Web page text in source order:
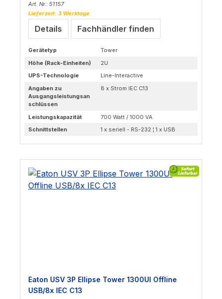
Art. Nr.: 51157
Lieferzeit: 3 Werktage
Details Fachhändler finden
Gerätetyp
Tower
Höhe (Rack-Einheiten)
2U
UPS-Technologie
Line-Interactive
Angaben zu
Ausgangsleistungsan
schlüssen
8 x Strom IEC C13
Leistungskapazität
700 Watt / 1000 VA
Schnittstellen
1 x seriell - RS-232 ¦ 1 x USB
Eaton USV 3P Ellipse Tower 1300UI Offline
USB/8x IEC C13